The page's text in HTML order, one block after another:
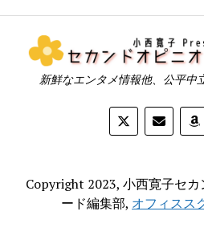
新鮮なエンタメ情報他、公平中
Copyright 2023, 小西寛子セカ
ード編集部, オフィスス